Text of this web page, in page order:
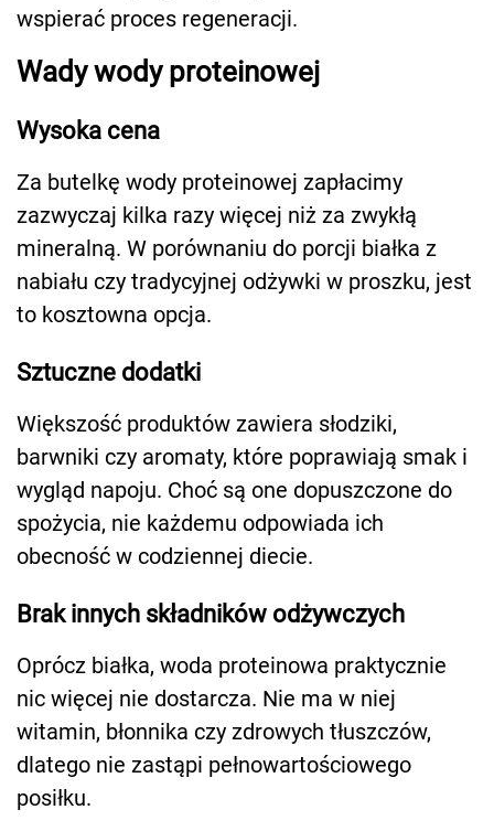
wspierać proces regeneracji.
Wady wody proteinowej
Wysoka cena
Za butelkę wody proteinowej zapłacimy
zazwyczaj kilka razy więcej niż za zwykłą
mineralną. W porównaniu do porcji białka z
nabiału czy tradycyjnej odżywki w proszku, jest
to kosztowna opcja.
Sztuczne dodatki
Większość produktów zawiera słodziki,
barwniki czy aromaty, które poprawiają smak i
wygląd napoju. Choć są one dopuszczone do
spożycia, nie każdemu odpowiada ich
obecność w codziennej diecie.
Brak innych składników odżywczych
Oprócz białka, woda proteinowa praktycznie
nic więcej nie dostarcza. Nie ma w niej
witamin, błonnika czy zdrowych tłuszczów,
dlatego nie zastąpi pełnowartościowego
posiłku.